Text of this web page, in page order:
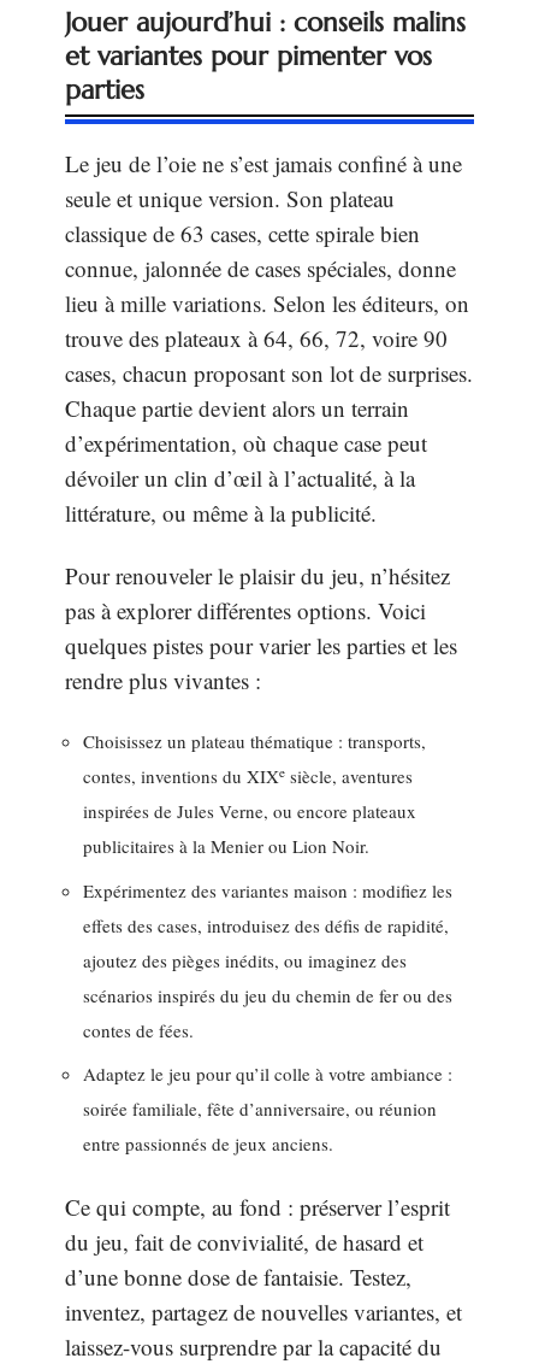
Jouer aujourd’hui : conseils malins
et variantes pour pimenter vos
parties
Le jeu de l’oie ne s’est jamais confiné à une
seule et unique version. Son plateau
classique de 63 cases, cette spirale bien
connue, jalonnée de cases spéciales, donne
lieu à mille variations. Selon les éditeurs, on
trouve des plateaux à 64, 66, 72, voire 90
cases, chacun proposant son lot de surprises.
Chaque partie devient alors un terrain
d’expérimentation, où chaque case peut
dévoiler un clin d’œil à l’actualité, à la
littérature, ou même à la publicité.
Pour renouveler le plaisir du jeu, n’hésitez
pas à explorer différentes options. Voici
quelques pistes pour varier les parties et les
rendre plus vivantes :
Choisissez un plateau thématique : transports,
contes, inventions du XIXe siècle, aventures
inspirées de Jules Verne, ou encore plateaux
publicitaires à la Menier ou Lion Noir.
Expérimentez des variantes maison : modifiez les
effets des cases, introduisez des défis de rapidité,
ajoutez des pièges inédits, ou imaginez des
scénarios inspirés du jeu du chemin de fer ou des
contes de fées.
Adaptez le jeu pour qu’il colle à votre ambiance :
soirée familiale, fête d’anniversaire, ou réunion
entre passionnés de jeux anciens.
Ce qui compte, au fond : préserver l’esprit
du jeu, fait de convivialité, de hasard et
d’une bonne dose de fantaisie. Testez,
inventez, partagez de nouvelles variantes, et
laissez-vous surprendre par la capacité du